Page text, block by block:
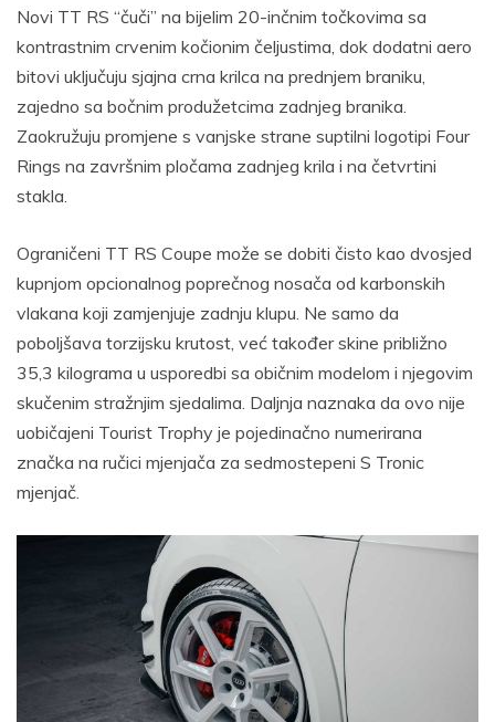
Novi TT RS “čuči” na bijelim 20-inčnim točkovima sa
kontrastnim crvenim kočionim čeljustima, dok dodatni aero
bitovi uključuju sjajna crna krilca na prednjem braniku,
zajedno sa bočnim produžetcima zadnjeg branika.
Zaokružuju promjene s vanjske strane suptilni logotipi Four
Rings na završnim pločama zadnjeg krila i na četvrtini
stakla.
Ograničeni TT RS Coupe može se dobiti čisto kao dvosjed
kupnjom opcionalnog poprečnog nosača od karbonskih
vlakana koji zamjenjuje zadnju klupu. Ne samo da
poboljšava torzijsku krutost, već također skine približno
35,3 kilograma u usporedbi sa običnim modelom i njegovim
skučenim stražnjim sjedalima. Daljnja naznaka da ovo nije
uobičajeni Tourist Trophy je pojedinačno numerirana
značka na ručici mjenjača za sedmostepeni S Tronic
mjenjač.